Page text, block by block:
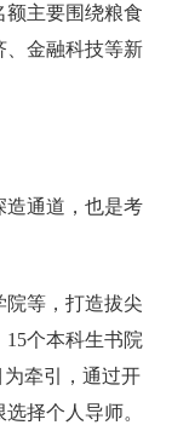
额主要围绕粮食
、金融科技等新
造通道，也是考
等，打造拔尖
个本科生书院
牵引，通过开
择个人导师。